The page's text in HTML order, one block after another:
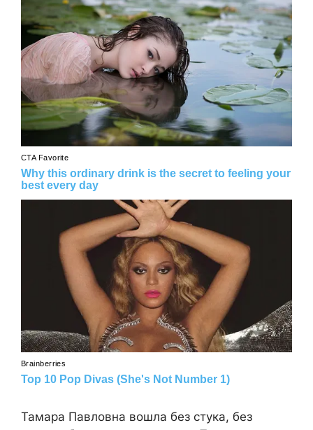
Тамара Павловна вошла без стука, без